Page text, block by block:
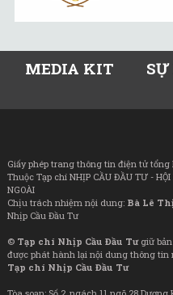
MEDIA KIT
Giấy phép trang thông tin điện tử tổng
Thuộc Tạp chí NHỊP CẦU ĐẦU TƯ - HỘI
NGOÀI
Chịu trách nhiệm nội dung: Bà Lê
Nhịp Cầu Đầu Tư
© Tạp chí Nhịp Cầu Đầu Tưgiữ bản
được phát hành lại nội dung thông tin
Tạp chí Nhịp Cầu Đầu Tư